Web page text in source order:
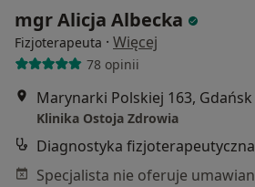
mgr Alicja Albecka
Fizjoterapeuta · Więcej
78 opinii
Marynarki Polskiej 163, Gdańsk
Klinika Ostoja Zdrowia
Diagnostyka fizjoterapeutyczna